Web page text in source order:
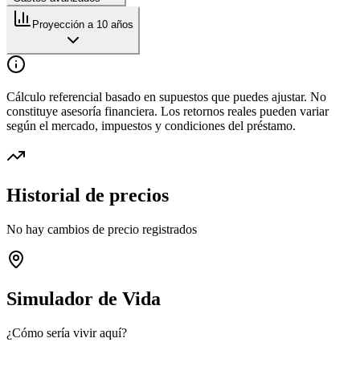
Proyección a 10 años
Cálculo referencial basado en supuestos que puedes ajustar. No
constituye asesoría financiera. Los retornos reales pueden variar
según el mercado, impuestos y condiciones del préstamo.
Historial de precios
No hay cambios de precio registrados
Simulador de Vida
¿Cómo sería vivir aquí?